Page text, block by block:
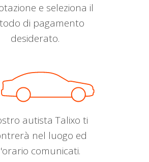
e seleziona il
di pagamento
desiderato.
autista Talixo ti
nel luogo ed
comunicati.